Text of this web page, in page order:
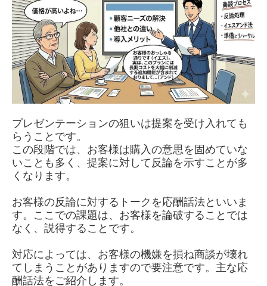
プレゼンテーションの狙いは提案を受け入れても
らうことです。
この段階では、お客様は購入の意思を固めていな
いことも多く、提案に対して反論を示すことが多
くなります。
お客様の反論に対するトークを応酬話法といいま
す。ここでの課題は、お客様を論破することでは
なく、説得することです。
対応によっては、お客様の機嫌を損ね商談が壊れ
てしまうことがありますので要注意です。主な応
酬話法をご紹介します。